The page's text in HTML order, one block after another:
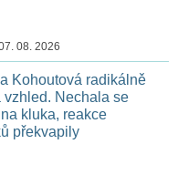
08. 2026
Kohoutová radikálně
vzhled. Nechala se
kluka, reakce
překvapily